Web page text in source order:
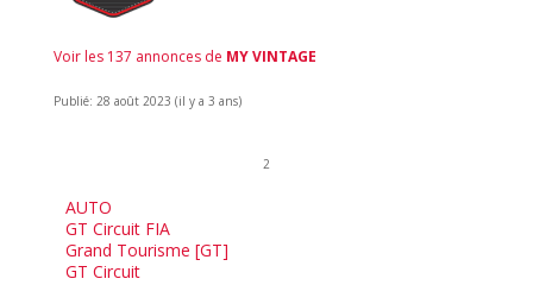
Voir les 137 annonces de MY VINTAGE
Publié: 28 août 2023 (il y a 3 ans)
2
AUTO
GT Circuit FIA
Grand Tourisme [GT]
GT Circuit